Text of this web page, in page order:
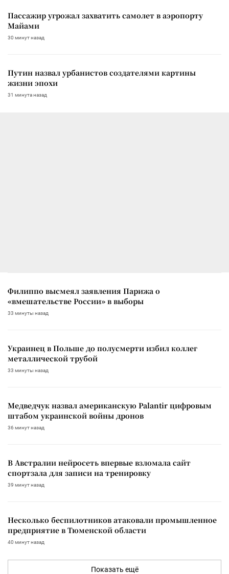
Пассажир угрожал захватить самолет в аэропорту
Майами
30 минут назад
Путин назвал урбанистов создателями картины
жизни эпохи
31 минута назад
Филиппо высмеял заявления Парижа о
«вмешательстве России» в выборы
33 минуты назад
Украинец в Польше до полусмерти избил коллег
металлической трубой
33 минуты назад
Медведчук назвал американскую Palantir цифровым
штабом украинской войны дронов
36 минут назад
В Австралии нейросеть впервые взломала сайт
спортзала для записи на тренировку
39 минут назад
Несколько беспилотников атаковали промышленное
предприятие в Тюменской области
40 минут назад
Показать ещё